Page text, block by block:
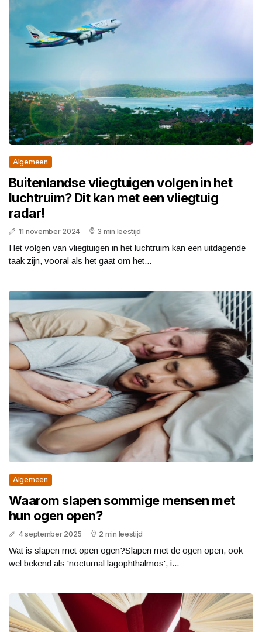
Algemeen
Buitenlandse vliegtuigen volgen in het
luchtruim? Dit kan met een vliegtuig
radar!
11 november 2024 3 min leestijd
Het volgen van vliegtuigen in het luchtruim kan een uitdagende
taak zijn, vooral als het gaat om het...
Algemeen
Waarom slapen sommige mensen met
hun ogen open?
4 september 2025 2 min leestijd
Wat is slapen met open ogen?Slapen met de ogen open, ook
wel bekend als 'nocturnal lagophthalmos', i...